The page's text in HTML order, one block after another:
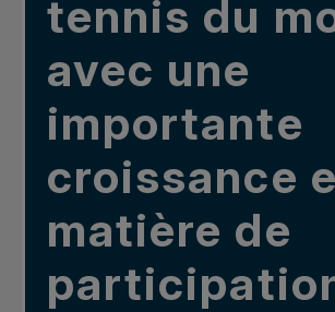
tennis du
avec une
importante
croissance
matière de